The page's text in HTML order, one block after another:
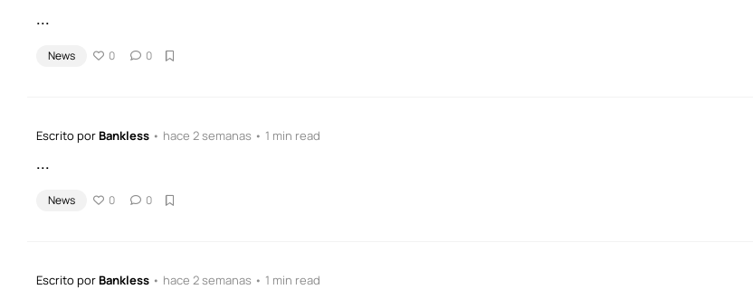
...
News 0 0
Escrito porBankless • hace 2 semanas • 1 min read
...
News 0 0
Escrito porBankless • hace 2 semanas • 1 min read